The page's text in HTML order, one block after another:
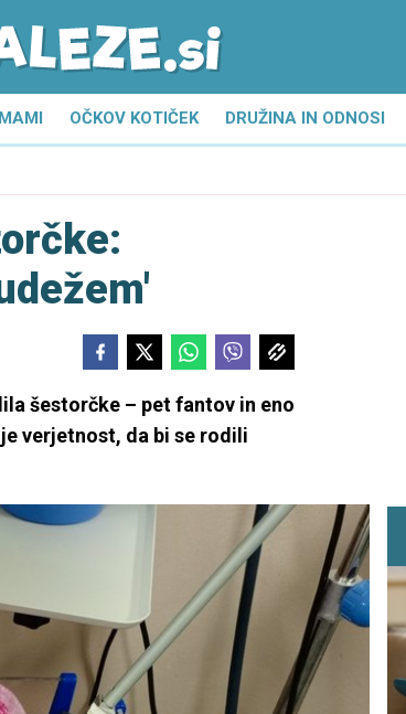
OČKOV KOTIČEK DRUŽINA IN ODNOSI
šestorčke – pet fantov in eno
verjetnost, da bi se rodili